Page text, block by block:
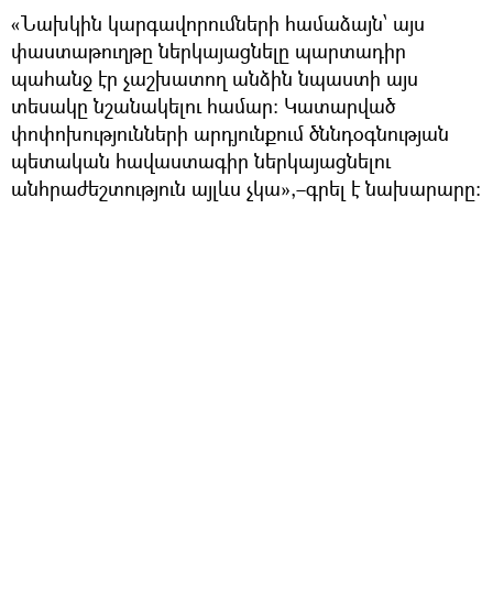
«Նախկին կարգավորումների համաձայն՝ այս
փաստաթուղթը ներկայացնելը պարտադիր
պահանջ էր չաշխատող անձին նպաստի այս
տեսակը նշանակելու համար։ Կատարված
փոփոխությունների արդյունքում ծննդօգնության
պետական հավաստագիր ներկայացնելու
անհրաժեշտություն այլևս չկա»,–գրել է նախարարը։